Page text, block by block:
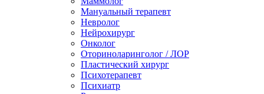
Мануальный терапевт
Невролог
Нейрохирург
Онколог
Оториноларинголог / ЛОР
Пластический хирург
Психотерапевт
Психиатр